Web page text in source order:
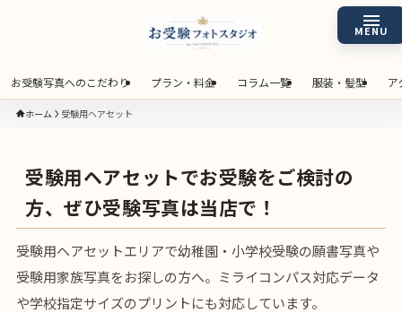
お受験写真へのこだわり プラン・料金 コラム一覧 服装・髪型 ア
ホーム 受験用ヘアセット
受験用ヘアセットでお受験をご検討の
方、ぜひ受験写真は当店で！
受験用ヘアセットエリアで幼稚園・小学校受験の願書写真や
受験用家族写真をお探しの方へ。ミライコンパス対応データ
や学校指定サイズのプリントにも対応しています。